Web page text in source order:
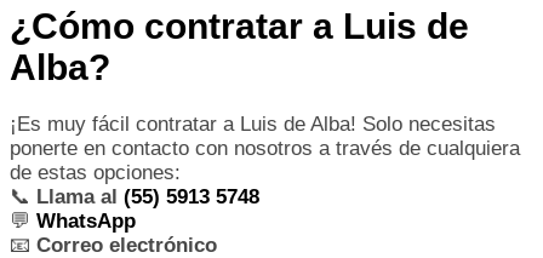
¿Cómo contratar a Luis de
Alba?
¡Es muy fácil contratar a Luis de Alba! Solo necesitas
ponerte en contacto con nosotros a través de cualquiera
de estas opciones:
📞 Llama al (55) 5913 5748
💬 WhatsApp
📧 Correo electrónico